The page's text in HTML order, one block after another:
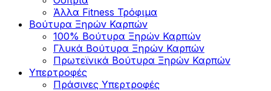
Άλλα Fitness Τρόφιμα
Βούτυρα Ξηρών Καρπών
100% Βούτυρα Ξηρών Καρπών
Γλυκά Βούτυρα Ξηρών Καρπών
Πρωτεϊνικά Βούτυρα Ξηρών Καρπών
Υπερτροφές
Πράσινες Υπερτροφές